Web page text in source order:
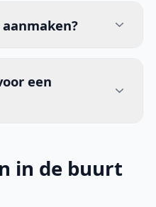
een
in de buurt